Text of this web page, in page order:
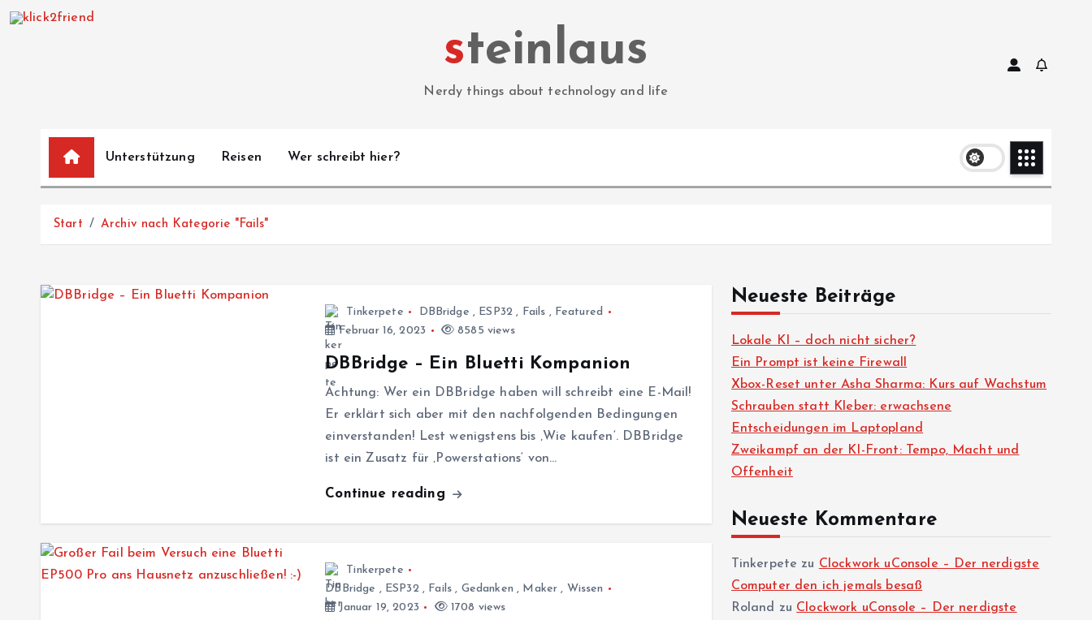
steinlaus
Nerdy things about technology and life
Unterstützung Reisen Wer schreibt hier?
Start Archiv nach Kategorie "Fails"
Tinkerpete DBBridge , ESP32 , Fails , Featured
Februar 16, 2023
8585 views
DBBridge – Ein Bluetti Kompanion
Achtung: Wer ein DBBridge haben will schreibt eine E-Mail!
Er erklärt sich aber mit den nachfolgenden Bedingungen
einverstanden! Lest wenigstens bis ‚Wie kaufen‘. DBBridge
ist ein Zusatz für ‚Powerstations‘ von…
Continue reading
Tinkerpete
DBBridge , ESP32, Fails , Gedanken , Maker , Wissen
Januar 19, 2023
1708 views
Neueste Beiträge
Lokale KI – doch nicht sicher?
Ein Prompt ist keine Firewall
Xbox-Reset unter Asha Sharma: Kurs auf Wachstum
Schrauben statt Kleber: erwachsene
Entscheidungen im Laptopland
Zweikampf an der KI-Front: Tempo, Macht und
Offenheit
Neueste Kommentare
Tinkerpete zu Clockwork uConsole – Der nerdigste
Computer den ich jemals besaß
Roland
zu Clockwork uConsole – Der nerdigste